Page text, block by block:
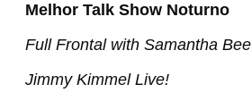
Melhor Talk Show Noturno
Full Frontal with Samantha Bee
Jimmy Kimmel Live!